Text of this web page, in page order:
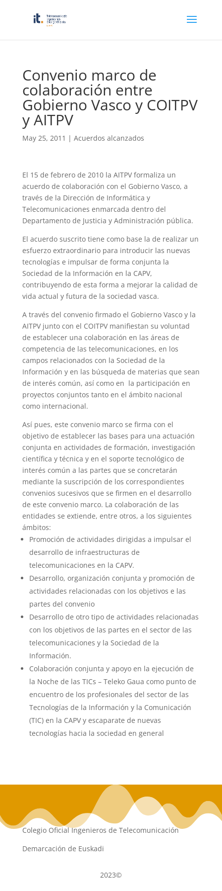
Convenio marco de
colaboración entre
Gobierno Vasco y COITPV
y AITPV
May 25, 2011 | Acuerdos alcanzados
El 15 de febrero de 2010 la AITPV formaliza un
acuerdo de colaboración con el Gobierno Vasco, a
través de la Dirección de Informática y
Telecomunicaciones enmarcada dentro del
Departamento de Justicia y Administración pública.
El acuerdo suscrito tiene como base la de realizar un
esfuerzo extraordinario para introducir las nuevas
tecnologías e impulsar de forma conjunta la
Sociedad de la Información en la CAPV,
contribuyendo de esta forma a mejorar la calidad de
vida actual y futura de la sociedad vasca.
A través del convenio firmado el Gobierno Vasco y la
AITPV junto con el COITPV manifiestan su voluntad
de establecer una colaboración en las áreas de
competencia de las telecomunicaciones, en los
campos relacionados con la Sociedad de la
Información y en las búsqueda de materias que sean
de interés común, así como en la participación en
proyectos conjuntos tanto en el ámbito nacional
como internacional.
Así pues, este convenio marco se firma con el
objetivo de establecer las bases para una actuación
conjunta en actividades de formación, investigación
científica y técnica y en el soporte tecnológico de
interés común a las partes que se concretarán
mediante la suscripción de los correspondientes
convenios sucesivos que se firmen en el desarrollo
de este convenio marco. La colaboración de las
entidades se extiende, entre otros, a los siguientes
ámbitos:
Promoción de actividades dirigidas a impulsar el
desarrollo de infraestructuras de
telecomunicaciones en la CAPV.
Desarrollo, organización conjunta y promoción de
actividades relacionadas con los objetivos e las
partes del convenio
Desarrollo de otro tipo de actividades relacionadas
con los objetivos de las partes en el sector de las
telecomunicaciones y la Sociedad de la
Información.
Colaboración conjunta y apoyo en la ejecución de
la Noche de las TICs – Teleko Gaua como punto de
encuentro de los profesionales del sector de las
Tecnologías de la Información y la Comunicación
(TIC) en la CAPV y escaparate de nuevas
tecnologías hacia la sociedad en general
Colegio Oficial Ingenieros de Telecomunicación
Demarcación de Euskadi
2023©